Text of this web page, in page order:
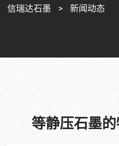
信瑞达石墨 > 新闻动态
等静压石墨